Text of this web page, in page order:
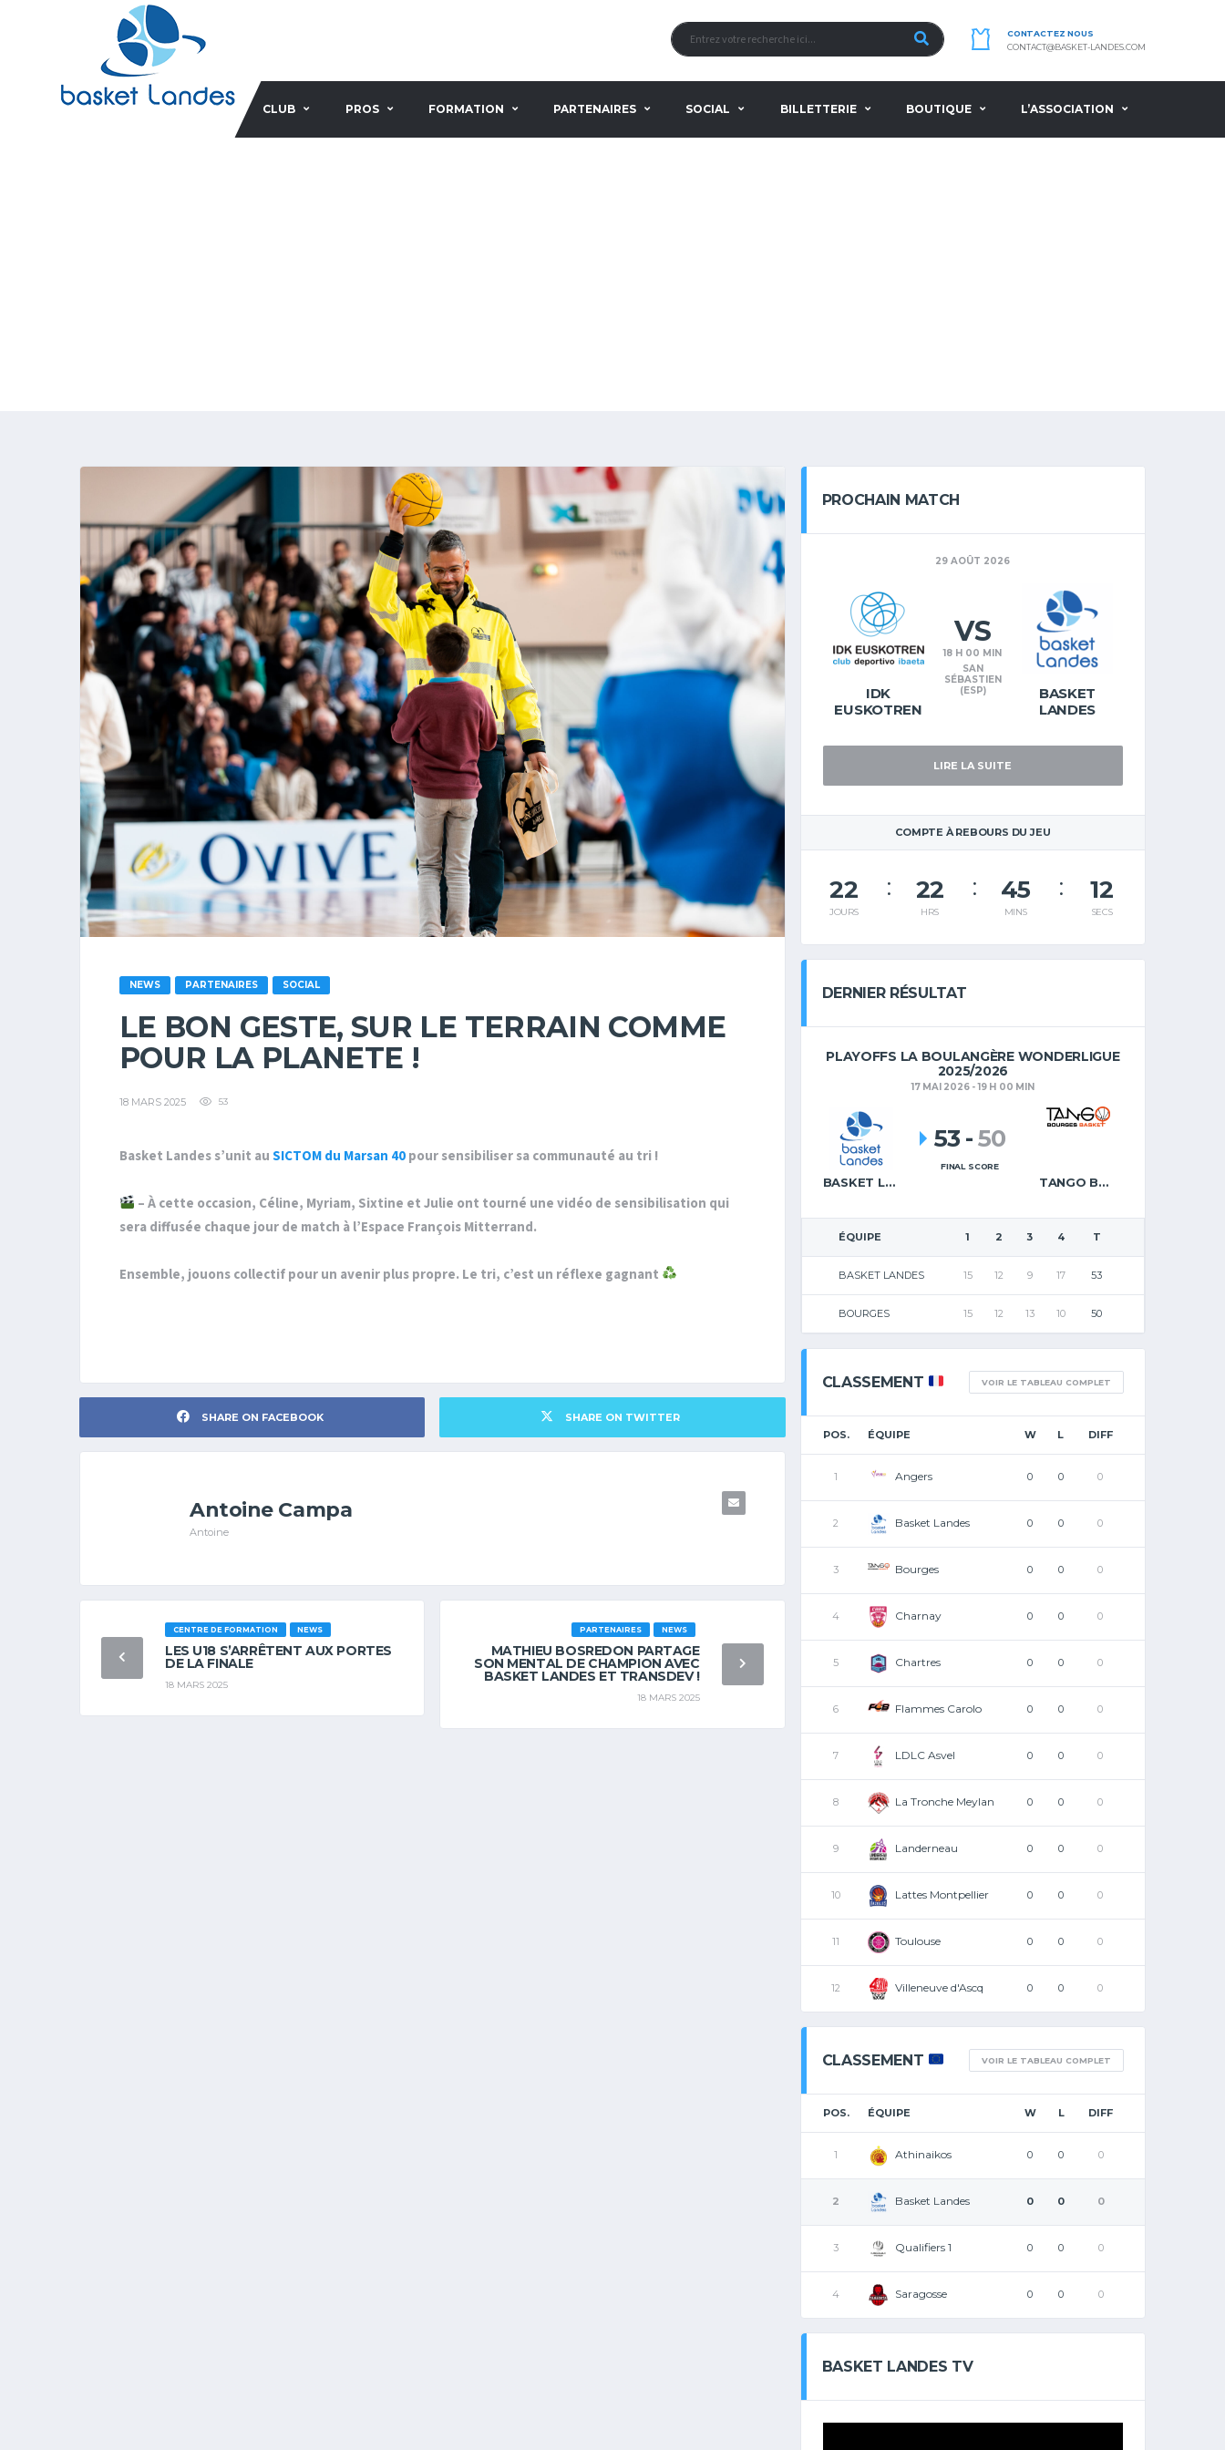
CONTACTEZ NOUS
CONTACT@BASKET-LANDES.COM
CLUB PROS FORMATION PARTENAIRES SOCIAL BILLETTERIE BOUTIQUE L’ASSOCIATION
NEWS PARTENAIRES SOCIAL
LE BON GESTE, SUR LE TERRAIN COMME
POUR LA PLANETE !
18 MARS 2025 53
Basket Landes s’unit auSICTOM du Marsan 40pour sensibiliser sa communauté au tri !
– À cette occasion, Céline, Myriam, Sixtine et Julie ont tourné une vidéo de sensibilisation qui
sera diffusée chaque jour de match à l’Espace François Mitterrand.
Ensemble, jouons collectif pour un avenir plus propre. Le tri, c’est un réflexe gagnant
SHARE ON FACEBOOK SHARE ON TWITTER
Antoine Campa
Antoine
CENTRE DE FORMATION NEWS
LES U18 S’ARRÊTENT AUX PORTES
DE LA FINALE
18 MARS 2025
NEWS
PARTENAIRES
MATHIEU BOSREDON PARTAGE
SON MENTAL DE CHAMPION AVEC
BASKET LANDES ET TRANSDEV !
18 MARS 2025
PROCHAIN MATCH
29 AOÛT 2026
IDK
EUSKOTREN
BASKET
LANDES
VS
18 H 00 MIN
SAN
SÉBASTIEN
(ESP)
LIRE LA SUITE
COMPTE À REBOURS DU JEU
22
JOURS
22
HRS
45
MINS
12
SECS
DERNIER RÉSULTAT
PLAYOFFS LA BOULANGÈRE WONDERLIGUE
2025/2026
17 MAI 2026 - 19 H 00 MIN
BASKET LANDES TANGO BOURGES BASKET
53 -50
FINAL SCORE
ÉQUIPE 1 2 3 4 T
BASKET LANDES 15 12 9 17 53
BOURGES 15 12 13 10 50
CLASSEMENT VOIR LE TABLEAU COMPLET
POS. ÉQUIPE W L DIFF
1 Angers 0 0 0
2 Basket Landes 0 0 0
3 Bourges 0 0 0
4 Charnay 0 0 0
5 Chartres 0 0 0
6 Flammes Carolo 0 0 0
7 LDLC Asvel 0 0 0
8 La Tronche Meylan 0 0 0
9 Landerneau 0 0 0
10 Lattes Montpellier 0 0 0
11 Toulouse 0 0 0
12 Villeneuve d'Ascq 0 0 0
CLASSEMENT VOIR LE TABLEAU COMPLET
POS. ÉQUIPE W L DIFF
1 Athinaikos 0 0 0
2 Basket Landes 0 0 0
3 Qualifiers 1 0 0 0
4 Saragosse 0 0 0
BASKET LANDES TV